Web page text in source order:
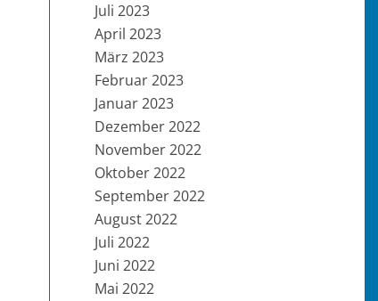
Juli 2023
April 2023
März 2023
Februar 2023
Januar 2023
Dezember 2022
November 2022
Oktober 2022
September 2022
August 2022
Juli 2022
Juni 2022
Mai 2022